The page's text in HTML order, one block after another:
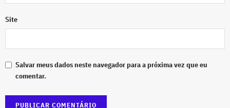
Site
Salvar meus dados neste navegador para a próxima vez que eu
comentar.